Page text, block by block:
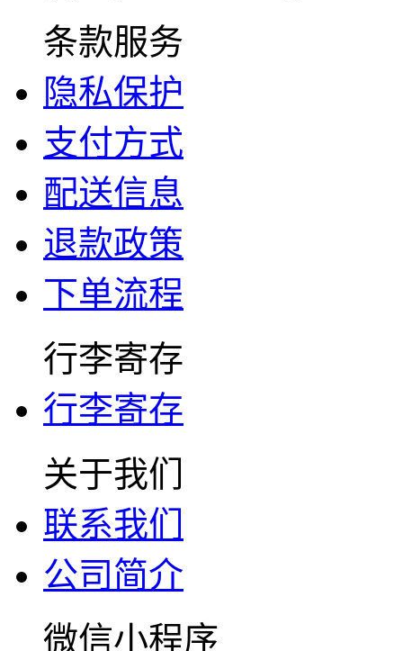
条款服务
隐私保护
支付方式
配送信息
退款政策
下单流程
行李寄存
行李寄存
关于我们
联系我们
公司简介
微信小程序